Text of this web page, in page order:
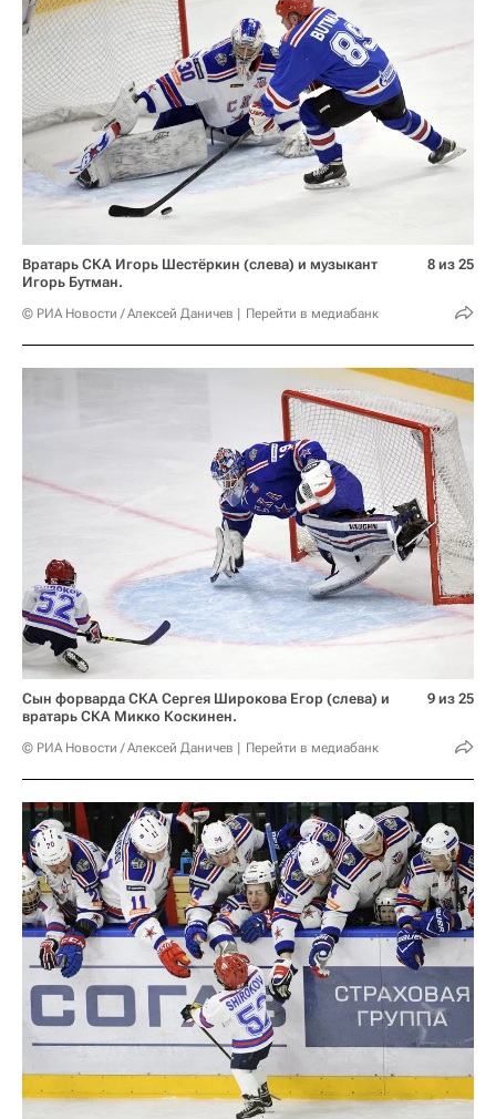
Вратарь СКА Игорь Шестёркин (слева) и музыкант
Игорь Бутман.
© РИА Новости / Алексей Даничев Перейти в медиабанк
8 из 25
Сын форварда СКА Сергея Широкова Егор (слева) и
вратарь СКА Микко Коскинен.
© РИА Новости / Алексей Даничев Перейти в медиабанк
9 из 25